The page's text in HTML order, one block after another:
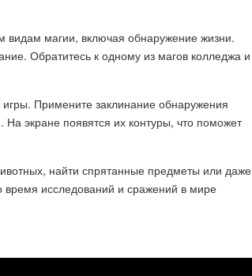
видам магии, включая обнаружение жизни.
Обратитесь к одному из магов колледжа и
Примените заклинание обнаружения
экране появятся их контуры, что поможет
найти спрятанные предметы или даже
исследований и сражений в мире